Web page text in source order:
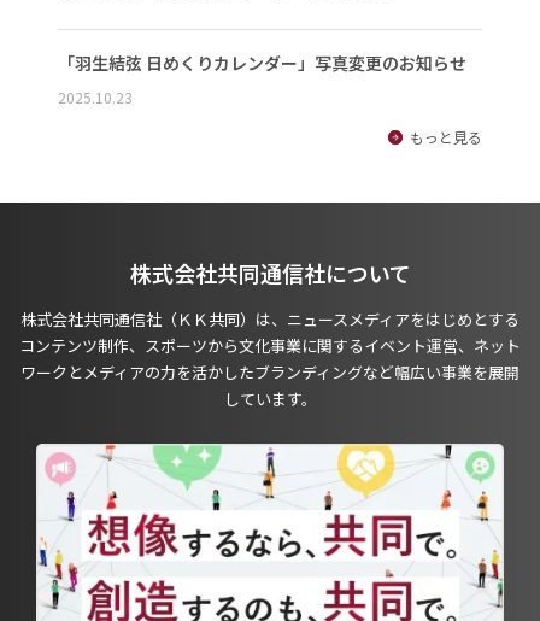
「羽生結弦 日めくりカレンダー」写真変更のお知らせ
2025.10.23
もっと見る
株式会社共同通信社について
株式会社共同通信社（ＫＫ共同）は、ニュースメディアをはじめとする
コンテンツ制作、スポーツから文化事業に関するイベント運営、ネット
ワークとメディアの力を活かしたブランディングなど幅広い事業を展開
しています。